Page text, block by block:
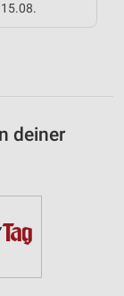
deiner